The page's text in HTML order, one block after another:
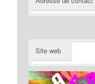
Site web